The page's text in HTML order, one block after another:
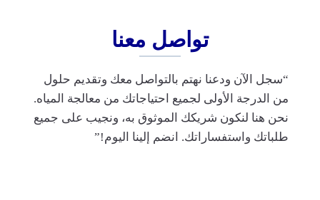
تواصل معنا
“سجل الآن ودعنا نهتم بالتواصل معك وتقديم حلول
من الدرجة الأولى لجميع احتياجاتك من معالجة المياه.
نحن هنا لنكون شريكك الموثوق به، ونجيب على جميع
طلباتك واستفساراتك. انضم إلينا اليوم!”